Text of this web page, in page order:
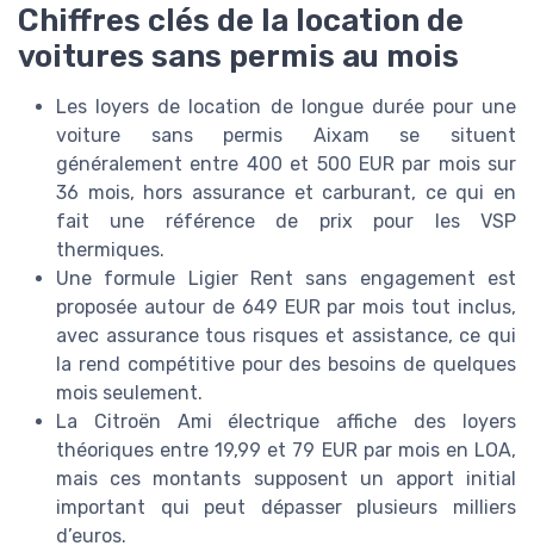
Chiffres clés de la location de
voitures sans permis au mois
Les loyers de location de longue durée pour une
voiture sans permis Aixam se situent
généralement entre 400 et 500 EUR par mois sur
36 mois, hors assurance et carburant, ce qui en
fait une référence de prix pour les VSP
thermiques.
Une formule Ligier Rent sans engagement est
proposée autour de 649 EUR par mois tout inclus,
avec assurance tous risques et assistance, ce qui
la rend compétitive pour des besoins de quelques
mois seulement.
La Citroën Ami électrique affiche des loyers
théoriques entre 19,99 et 79 EUR par mois en LOA,
mais ces montants supposent un apport initial
important qui peut dépasser plusieurs milliers
d’euros.